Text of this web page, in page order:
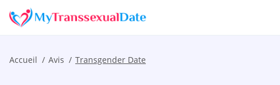
Accueil Avis Transgender Date